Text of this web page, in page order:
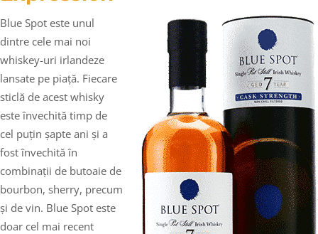
Blue Spot este unul
dintre cele mai noi
whiskey-uri irlandeze
lansate pe piață. Fiecare
sticlă de acest whisky
este învechită timp de
cel puțin șapte ani și a
fost învechită în
combinații de butoaie de
bourbon, sherry, precum
și de vin. Blue Spot este
doar cel mai recent